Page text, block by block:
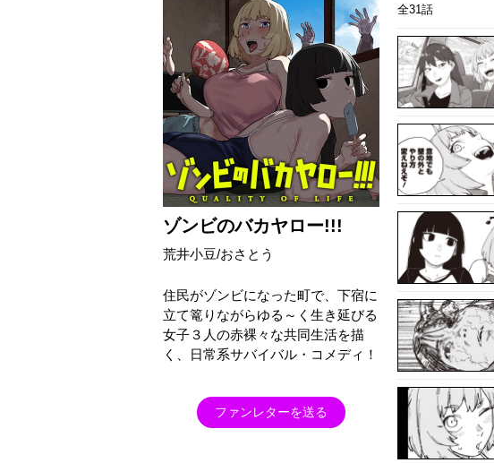
ゾンビのバカヤロー!!!
荒井小豆/おさとう
住民がゾンビになった町で、下宿に
立て篭りながらゆる～く生き延びる
女子３人の赤裸々な共同生活を描
く、日常系サバイバル・コメディ！
ファンレターを送る
全31話